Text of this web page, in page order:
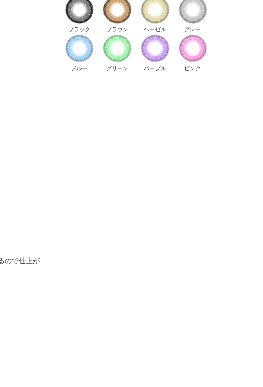
ので仕上が
ブラック
ブルー
グレー
ピンク
ヘーゼル
パープル
ブラウン
グリーン